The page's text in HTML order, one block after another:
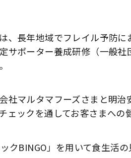
、長年地域でフレイル予防
サポーター養成研修（一般
社マルタマフーズさまと明
ェックを通してお客さまへの
クBINGO」を用いて食生活